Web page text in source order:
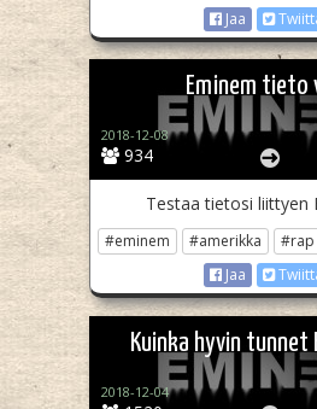
Jaa
Eminem tieto
934
2018-12-08
Testaa tietosi liittyen
#eminem #amerikka #rap
Jaa
Kuinka hyvin tunnet
2018-12-04